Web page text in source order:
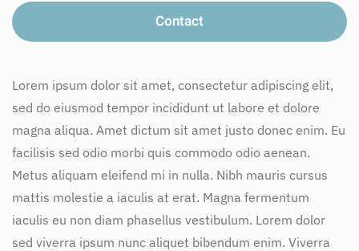
Contact
Lorem ipsum dolor sit amet, consectetur adipiscing elit,
sed do eiusmod tempor incididunt ut labore et dolore
magna aliqua. Amet dictum sit amet justo donec enim. Eu
facilisis sed odio morbi quis commodo odio aenean.
Metus aliquam eleifend mi in nulla. Nibh mauris cursus
mattis molestie a iaculis at erat. Magna fermentum
iaculis eu non diam phasellus vestibulum. Lorem dolor
sed viverra ipsum nunc aliquet bibendum enim. Viverra